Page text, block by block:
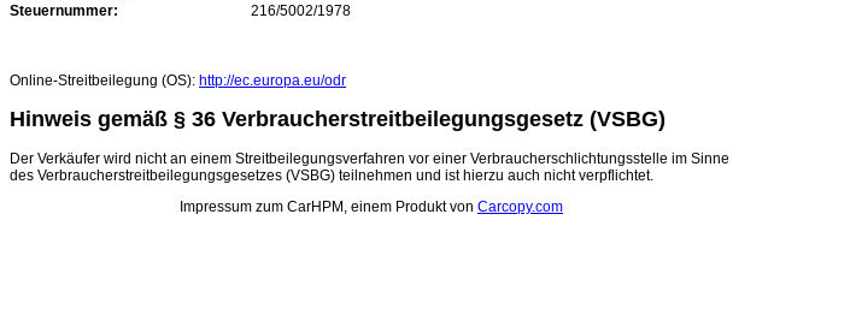
Steuernummer:
216/5002/1978
Online-Streitbeilegung (OS): http://ec.europa.eu/odr
Hinweis gemäß § 36 Verbraucherstreitbeilegungsgesetz (VSBG)
Der Verkäufer wird nicht an einem Streitbeilegungsverfahren vor einer Verbraucherschlichtungsstelle im Sinne
des Verbraucherstreitbeilegungsgesetzes (VSBG) teilnehmen und ist hierzu auch nicht verpflichtet.
Impressum zum CarHPM, einem Produkt von Carcopy.com